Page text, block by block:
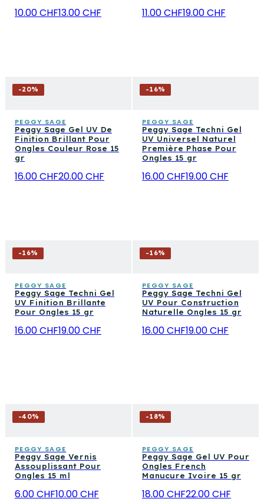
10.00 CHF13.00 CHF 11.00 CHF19.00 CHF
-20%
PEGGY SAGE
Peggy Sage Gel UV De
Finition Brillant Pour
Ongles Couleur Rose 15
gr
16.00 CHF20.00 CHF
-16%
PEGGY SAGE
Peggy Sage Techni Gel
UV Universel Naturel
Première Phase Pour
Ongles 15 gr
16.00 CHF19.00 CHF
-16%
PEGGY SAGE
Peggy Sage Techni Gel
UV Finition Brillante
Pour Ongles 15 gr
16.00 CHF19.00 CHF
-16%
PEGGY SAGE
Peggy Sage Techni Gel
UV Pour Construction
Naturelle Ongles 15 gr
16.00 CHF19.00 CHF
-40%
PEGGY SAGE
Peggy Sage Vernis
Assouplissant Pour
Ongles 15 ml
6.00 CHF10.00 CHF
-18%
PEGGY SAGE
Peggy Sage Gel UV Pour
Ongles French
Manucure Ivoire 15 gr
18.00 CHF22.00 CHF